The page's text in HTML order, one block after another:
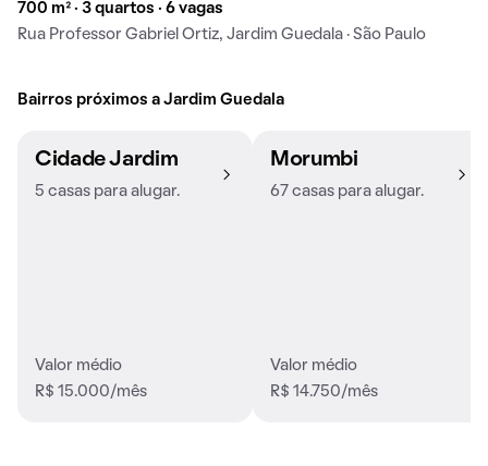
700 m² · 3 quartos · 6 vagas
Rua Professor Gabriel Ortiz, Jardim Guedala · São Paulo
Bairros próximos a Jardim Guedala
Cidade Jardim
5 casas para alugar.
Valor médio
R$ 15.000/mês
Morumbi
67 casas para alugar.
Valor médio
R$ 14.750/mês